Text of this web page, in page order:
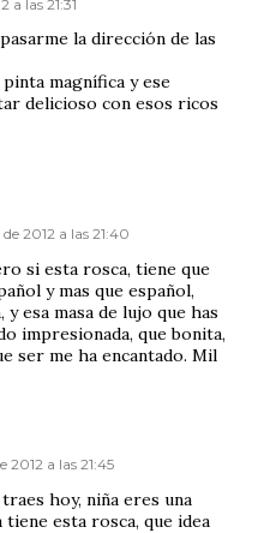
a las 21:31
la dirección de las
magnífica y ese
delicioso con esos ricos
2012 a las 21:40
si esta rosca, tiene que
y mas que español,
esa masa de lujo que has
impresionada, que bonita,
ser me ha encantado. Mil
2012 a las 21:45
traes hoy, niña eres una
tiene esta rosca, que idea